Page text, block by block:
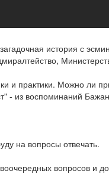
история с
и практики. Можно ли
- из воспоминаний
на вопросы отвечать.
вопросов и